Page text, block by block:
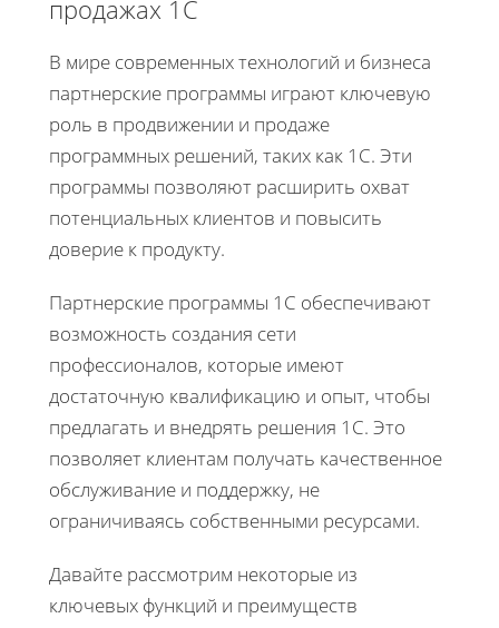
продажах 1С
В мире современных технологий и бизнеса
партнерские программы играют ключевую
роль в продвижении и продаже
программных решений, таких как 1С. Эти
программы позволяют расширить охват
потенциальных клиентов и повысить
доверие к продукту.
Партнерские программы 1С обеспечивают
возможность создания сети
профессионалов, которые имеют
достаточную квалификацию и опыт, чтобы
предлагать и внедрять решения 1С. Это
позволяет клиентам получать качественное
обслуживание и поддержку, не
ограничиваясь собственными ресурсами.
Давайте рассмотрим некоторые из
ключевых функций и преимуществ